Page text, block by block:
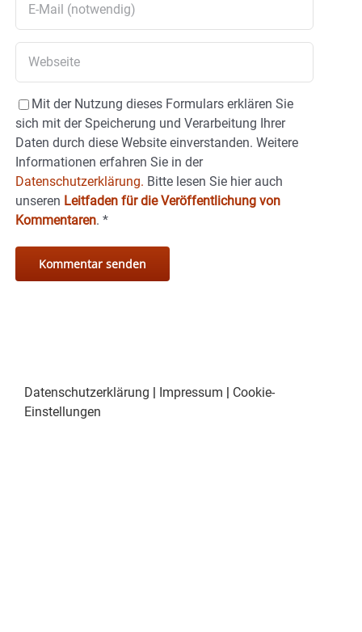
Mit der Nutzung dieses Formulars erklären Sie
sich mit der Speicherung und Verarbeitung Ihrer
Daten durch diese Website einverstanden. Weitere
Informationen erfahren Sie in der
Datenschutzerklärung. Bitte lesen Sie hier auch
unseren Leitfaden für die Veröffentlichung von
Kommentaren. *
Datenschutzerklärung | Impressum | Cookie-
Einstellungen